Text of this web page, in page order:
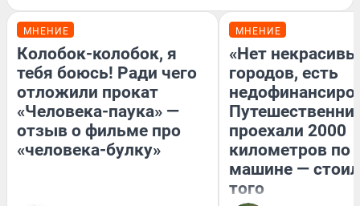
МНЕНИЕ
Колобок-колобок, я
тебя боюсь! Ради чего
отложили прокат
«Человека-паука» —
отзыв о фильме про
«человека-булку»
МНЕНИЕ
«Нет
городов, есть
проехали 2000
километров по
машине —
того